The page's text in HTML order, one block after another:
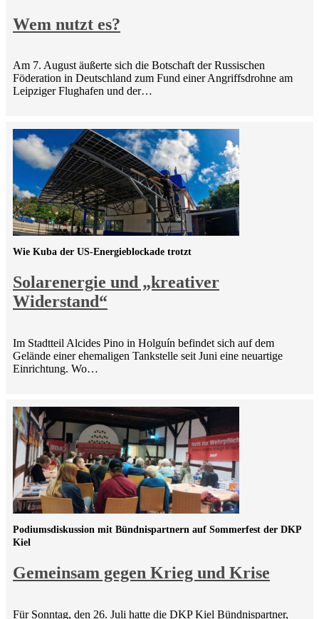
Wem nutzt es?
Am 7. August äußerte sich die Botschaft der Russischen
Föderation in Deutschland zum Fund einer Angriffsdrohne am
Leipziger Flughafen und der…
Solarenergie und „kreativer
Widerstand“
Wie Kuba der US-Energieblockade trotzt
Im Stadtteil Alcides Pino in Holguín befindet sich auf dem
Gelände einer ehemaligen Tankstelle seit Juni eine neuartige
Einrichtung. Wo…
Gemeinsam gegen Krieg und Krise
Podiumsdiskussion mit Bündnispartnern auf Sommerfest der DKP
Kiel
Für Sonntag, den 26. Juli hatte die DKP Kiel Bündnispartner,